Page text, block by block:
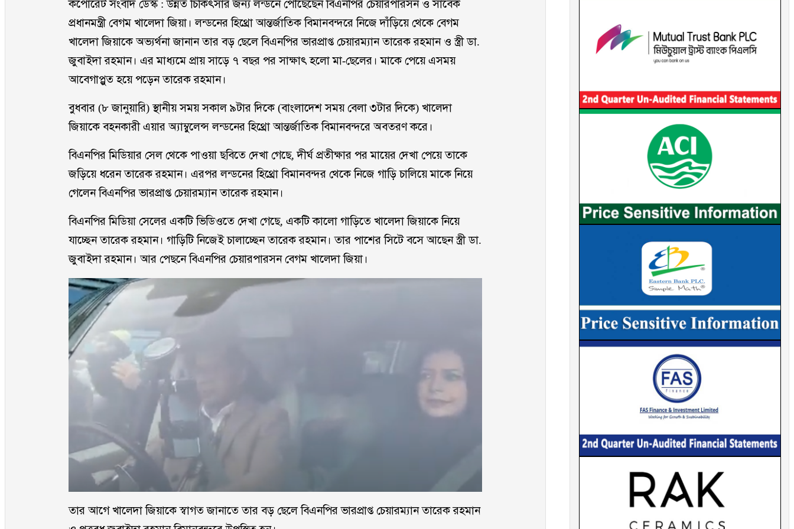
কর্পোরেট সংবাদ ডেস্ক : উন্নত চিকিৎসার জন্য লন্ডনে পৌঁছেছেন বিএনপির চেয়ারপারসন ও সাবেক
প্রধানমন্ত্রী বেগম খালেদা জিয়া। লন্ডনের হিথ্রো আন্তর্জাতিক বিমানবন্দরে নিজে দাঁড়িয়ে থেকে বেগম
খালেদা জিয়াকে অভ্যর্থনা জানান তার বড় ছেলে বিএনপির ভারপ্রাপ্ত চেয়ারম্যান তারেক রহমান ও স্ত্রী ডা.
জুবাইদা রহমান। এর মাধ্যমে প্রায় সাড়ে ৭ বছর পর সাক্ষাৎ হলো মা-ছেলের। মাকে পেয়ে এসময়
আবেগাপ্লুত হয়ে পড়েন তারেক রহমান।
বুধবার (৮ জানুয়ারি) স্থানীয় সময় সকাল ৯টার দিকে (বাংলাদেশ সময় বেলা ৩টার দিকে) খালেদা
জিয়াকে বহনকারী এয়ার অ্যাম্বুলেন্স লন্ডনের হিথ্রো আন্তর্জাতিক বিমানবন্দরে অবতরণ করে।
বিএনপির মিডিয়ার সেল থেকে পাওয়া ছবিতে দেখা গেছে, দীর্ঘ প্রতীক্ষার পর মায়ের দেখা পেয়ে তাকে
জড়িয়ে ধরেন তারেক রহমান। এরপর লন্ডনের হিথ্রো বিমানবন্দর থেকে নিজে গাড়ি চালিয়ে মাকে নিয়ে
গেলেন বিএনপির ভারপ্রাপ্ত চেয়ারম্যান তারেক রহমান।
বিএনপির মিডিয়া সেলের একটি ভিডিওতে দেখা গেছে, একটি কালো গাড়িতে খালেদা জিয়াকে নিয়ে
যাচ্ছেন তারেক রহমান। গাড়িটি নিজেই চালাচ্ছেন তারেক রহমান। তার পাশের সিটে বসে আছেন স্ত্রী ডা.
জুবাইদা রহমান। আর পেছনে বিএনপির চেয়ারপারসন বেগম খালেদা জিয়া।
তার আগে খালেদা জিয়াকে স্বাগত জানাতে তার বড় ছেলে বিএনপির ভারপ্রাপ্ত চেয়ারম্যান তারেক রহমান